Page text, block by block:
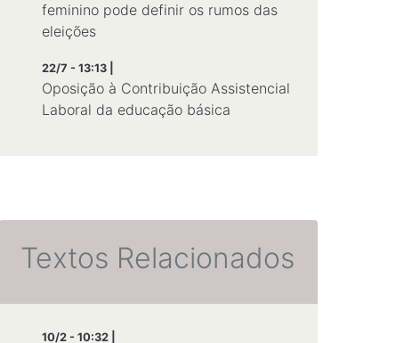
feminino pode definir os rumos das
eleições
22/7 - 13:13 |
Oposição à Contribuição Assistencial
Laboral da educação básica
Textos Relacionados
10/2 - 10:32 |